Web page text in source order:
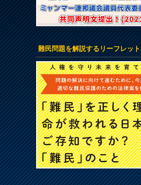
難民問題を解説するリーフレット